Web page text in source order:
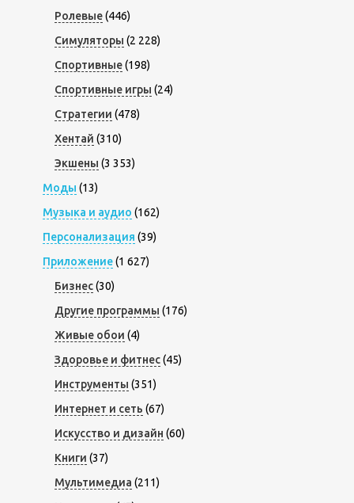
Ролевые(446)
Симуляторы (2 228)
Спортивные(198)
Спортивные игры (24)
Стратегии (478)
Хентай (310)
Экшены (3 353)
Моды (13)
Музыка и аудио (162)
Персонализация (39)
Приложение(1 627)
Бизнес(30)
Другие программы (176)
Живые обои (4)
Здоровье и фитнес(45)
Инструменты (351)
Интернет и сеть (67)
Искусство и дизайн (60)
Книги (37)
Мультимедиа (211)